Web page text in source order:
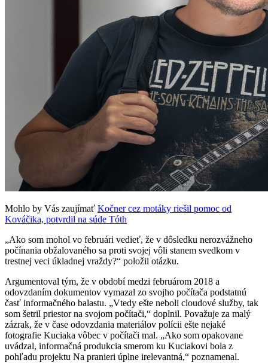
Mohlo by Vás zaujímať Kočner cez motáky riešil pomoc od
Kováčika, potvrdil na súde Tóth
„Ako som mohol vo februári vedieť, že v dôsledku nerozvážneho
počínania obžalovaného sa proti svojej vôli stanem svedkom v
trestnej veci úkladnej vraždy?“ položil otázku.
Argumentoval tým, že v období medzi februárom 2018 a
odovzdaním dokumentov vymazal zo svojho počítača podstatnú
časť informačného balastu. „Vtedy ešte neboli cloudové služby, tak
som šetril priestor na svojom počítači,“ doplnil. Považuje za malý
zázrak, že v čase odovzdania materiálov polícii ešte nejaké
fotografie Kuciaka vôbec v počítači mal. „Ako som opakovane
uvádzal, informačná produkcia smerom ku Kuciakovi bola z
pohľadu projektu Na pranieri úplne irelevantná,“ poznamenal.